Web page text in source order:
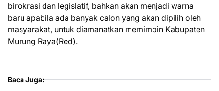
birokrasi dan legislatif, bahkan akan menjadi warna
baru apabila ada banyak calon yang akan dipilih oleh
masyarakat, untuk diamanatkan memimpin Kabupaten
Murung Raya(Red).
Baca Juga: